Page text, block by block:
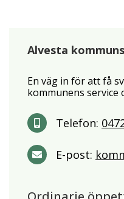
Alvesta
En väg in för att få
kommunens service
Telefon:
E-post: